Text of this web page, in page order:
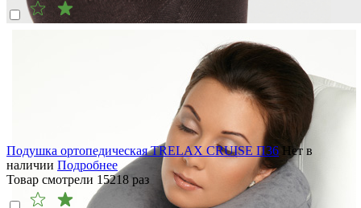
Подушка ортопедическая TRELAX CRUISE П36 Нет в
наличии Подробнее
Товар смотрели 15218 раз